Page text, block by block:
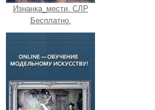
Изнанка_мести. СЛР
Бесплатно.